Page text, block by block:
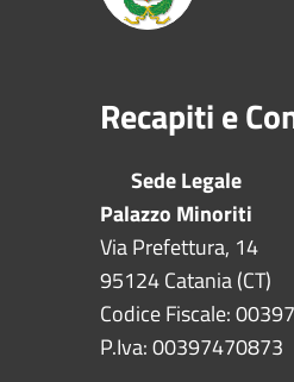
Recapiti e
Sede Legale
Palazzo Minoriti
Via Prefettura, 14
95124 Catania (CT)
Codice Fiscale:
P.Iva: 00397470873